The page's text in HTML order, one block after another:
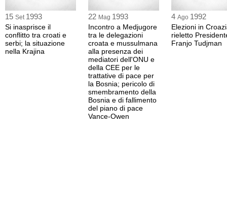
15 Set 1993
Si inasprisce il
conflitto tra croati e
serbi; la situazione
nella Krajina
22 Mag 1993
Incontro a Medjugore
tra le delegazioni
croata e mussulmana
alla presenza dei
mediatori dell'ONU e
della CEE per le
trattative di pace per
la Bosnia; pericolo di
smembramento della
Bosnia e di fallimento
del piano di pace
Vance-Owen
4 Ago 1992
Elezioni in
rieletto
Franjo Tudjman